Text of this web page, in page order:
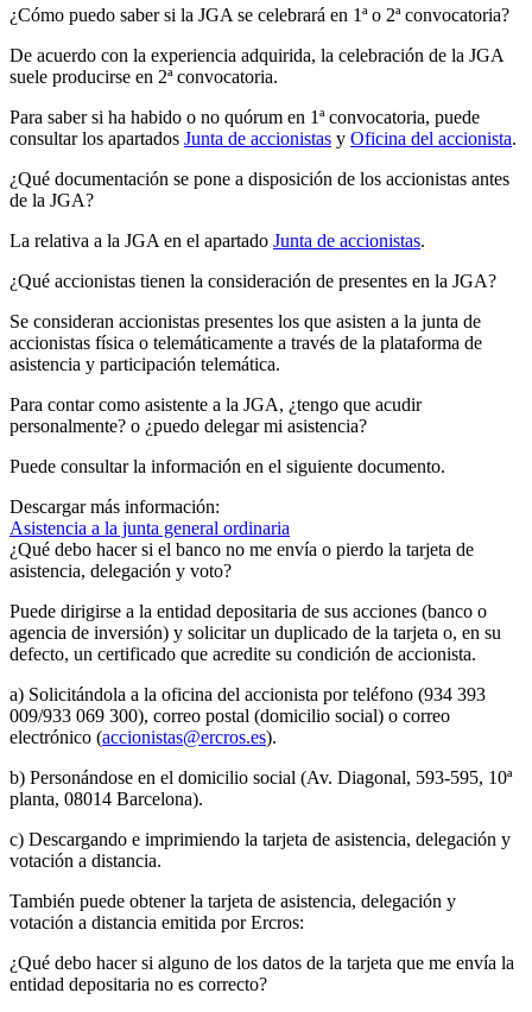
¿Cómo puedo saber si la JGA se celebrará en 1ª o 2ª convocatoria?
De acuerdo con la experiencia adquirida, la celebración de la JGA
suele producirse en 2ª convocatoria.
Para saber si ha habido o no quórum en 1ª convocatoria, puede
consultar los apartados Junta de accionistas y Oficina del accionista.
¿Qué documentación se pone a disposición de los accionistas antes
de la JGA?
La relativa a la JGA en el apartado Junta de accionistas.
¿Qué accionistas tienen la consideración de presentes en la JGA?
Se consideran accionistas presentes los que asisten a la junta de
accionistas física o telemáticamente a través de la plataforma de
asistencia y participación telemática.
Para contar como asistente a la JGA, ¿tengo que acudir
personalmente? o ¿puedo delegar mi asistencia?
Puede consultar la información en el siguiente documento.
Descargar más información:
Asistencia a la junta general ordinaria
¿Qué debo hacer si el banco no me envía o pierdo la tarjeta de
asistencia, delegación y voto?
Puede dirigirse a la entidad depositaria de sus acciones (banco o
agencia de inversión) y solicitar un duplicado de la tarjeta o, en su
defecto, un certificado que acredite su condición de accionista.
a) Solicitándola a la oficina del accionista por teléfono (934 393
009/933 069 300), correo postal (domicilio social) o correo
electrónico (accionistas@ercros.es).
b) Personándose en el domicilio social (Av. Diagonal, 593-595, 10ª
planta, 08014 Barcelona).
c) Descargando e imprimiendo la tarjeta de asistencia, delegación y
votación a distancia.
También puede obtener la tarjeta de asistencia, delegación y
votación a distancia emitida por Ercros:
¿Qué debo hacer si alguno de los datos de la tarjeta que me envía la
entidad depositaria no es correcto?